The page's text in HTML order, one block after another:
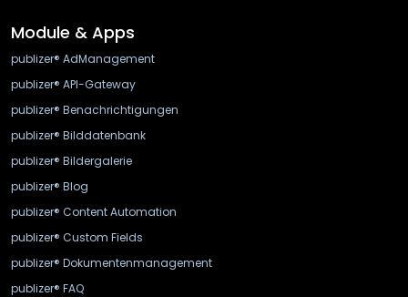
Module & Apps
publizer® AdManagement
publizer® API-Gateway
publizer® Benachrichtigungen
publizer® Bilddatenbank
publizer® Bildergalerie
publizer® Blog
publizer® Content Automation
publizer® Custom Fields
publizer® Dokumentenmanagement
publizer® FAQ